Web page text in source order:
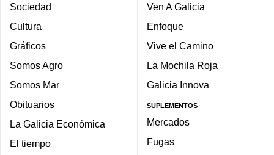
Sociedad
Cultura
Gráficos
Somos Agro
Somos Mar
Obituarios
La Galicia Económica
El tiempo
Ven A Galicia
Enfoque
Vive el Camino
La Mochila Roja
Galicia Innova
SUPLEMENTOS
Mercados
Fugas